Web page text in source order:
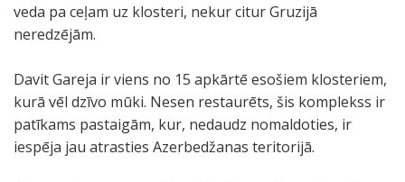
veda pa ceļam uz klosteri, nekur citur Gruzijā
neredzējām.
Davit Gareja ir viens no 15 apkārtē esošiem klosteriem,
kurā vēl dzīvo mūki. Nesen restaurēts, šis komplekss ir
patīkams pastaigām, kur, nedaudz nomaldoties, ir
iespēja jau atrasties Azerbedžanas teritorijā.